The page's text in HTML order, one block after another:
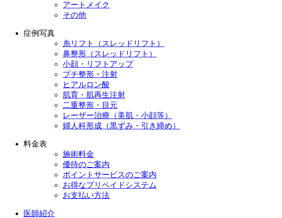
アートメイク
その他
症例写真
糸リフト（スレッドリフト）
鼻整形（スレッドリフト）
小顔・リフトアップ
プチ整形・注射
ヒアルロン酸
肌育・肌再生注射
二重整形・目元
レーザー治療（美肌・小顔等）
婦人科形成（黒ずみ・引き締め）
料金表
施術料金
優待のご案内
ポイントサービスのご案内
お得なプリペイドシステム
お支払い方法
医師紹介